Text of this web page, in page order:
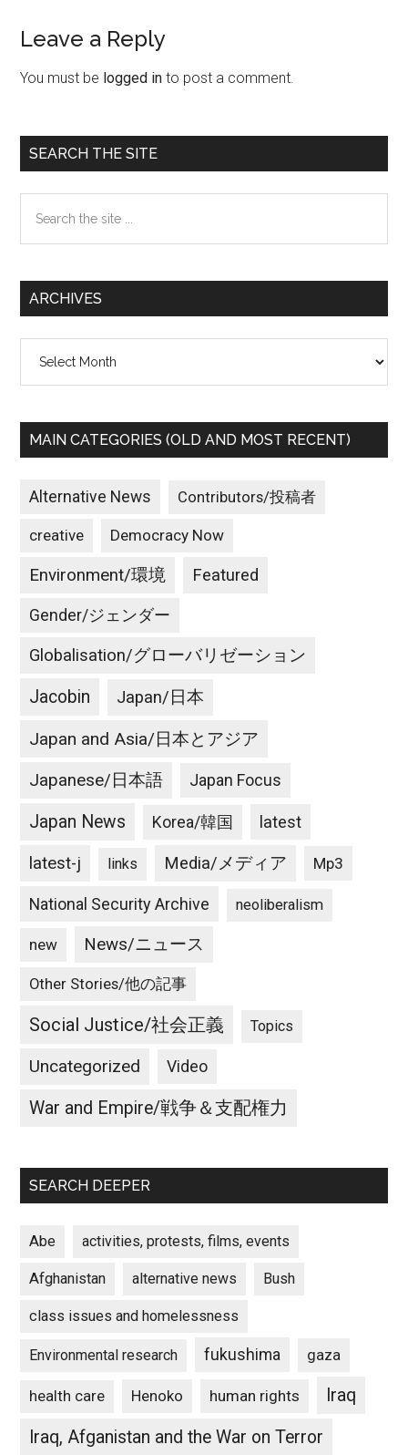
Reader
Interactions
Leave a Reply
You must be logged in to post a comment.
Primary
Sidebar
SEARCH THE SITE
the
ARCHIVES
MAIN CATEGORIES (OLD AND MOST RECENT)
Alternative News Contributors/投稿者
creative Democracy Now
Environment/環境 Featured
Gender/ジェンダー
Globalisation/グローバリゼーション
Jacobin Japan/日本
Japan and Asia/日本とアジア
Japanese/日本語 Japan Focus
Japan News Korea/韓国 latest
latest-j links Media/メディア Mp3
National Security Archive neoliberalism
new News/ニュース
Other Stories/他の記事
Social Justice/社会正義 Topics
Uncategorized Video
War and Empire/戦争＆支配権力
SEARCH DEEPER
Abe activities, protests, films, events
Afghanistan alternative news Bush
class issues and homelessness
Environmental research fukushima gaza
health care Henoko human rights
Iraq
Iraq, Afganistan and the War on Terror